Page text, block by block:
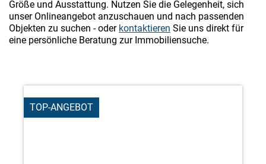
Größe und Ausstattung. Nutzen Sie die Gelegenheit, sich
unser Onlineangebot anzuschauen und nach passenden
Objekten zu suchen - oder kontaktieren Sie uns direkt für
eine persönliche Beratung zur Immobiliensuche.
TOP-ANGEBOT